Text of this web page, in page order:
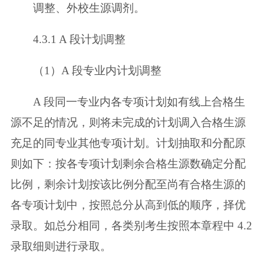
调整、外校生源调剂。
4.3.1 A 段计划调整
（1）A 段专业内计划调整
A 段同一专业内各专项计划如有线上合格生
源不足的情况，则将未完成的计划调入合格生源
充足的同专业其他专项计划。计划抽取和分配原
则如下：按各专项计划剩余合格生源数确定分配
比例，剩余计划按该比例分配至尚有合格生源的
各专项计划中，按照总分从高到低的顺序，择优
录取。如总分相同，各类别考生按照本章程中 4.2
录取细则进行录取。